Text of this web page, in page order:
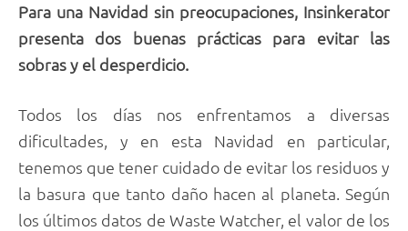
Para una Navidad sin preocupaciones, Insinkerator
presenta dos buenas prácticas para evitar las
sobras y el desperdicio.
Todos los días nos enfrentamos a diversas
dificultades, y en esta Navidad en particular,
tenemos que tener cuidado de evitar los residuos y
la basura que tanto daño hacen al planeta. Según
los últimos datos de Waste Watcher, el valor de los